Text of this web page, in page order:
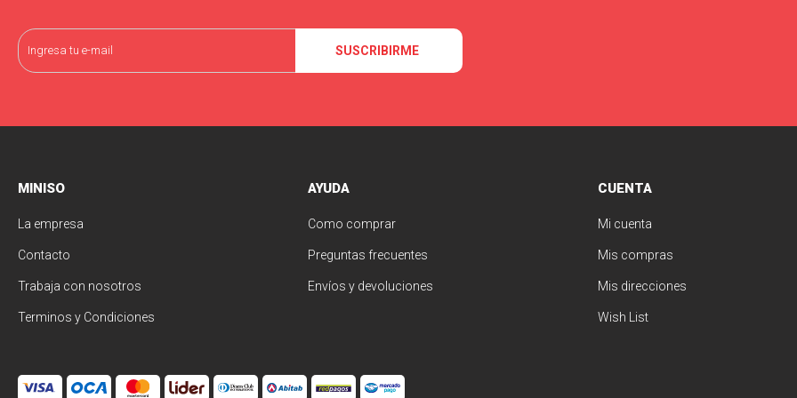
SUSCRIBIRME
MINISO
La empresa
Contacto
Trabaja con nosotros
Terminos y Condiciones
AYUDA
Como comprar
Preguntas frecuentes
Envíos y devoluciones
CUENTA
Mi cuenta
Mis compras
Mis direcciones
Wish List